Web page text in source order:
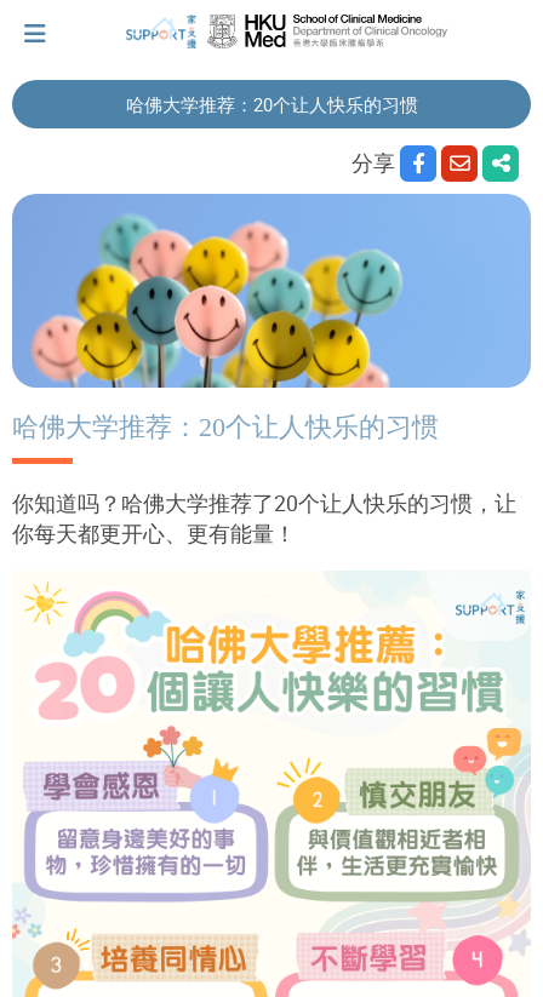
让我们与你并肩而行。
拥抱每刻，留住这爱。
轻松一下，充下电啦！
小贴士‧「家」资源
哈佛大学推荐：20个让人快乐的习惯
分享
哈佛大学推荐：20个让人快乐的习惯
你知道吗？哈佛大学推荐了20个让人快乐的习惯，让
你每天都更开心、更有能量！